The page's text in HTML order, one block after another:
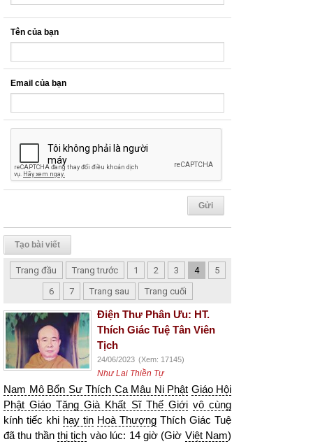
Tên của bạn
Email của bạn
Tạo bài viết
Trang đầu Trang trước 1 2 3 4
5
6
7 Trang sau Trang cuối
Điện Thư Phân Ưu: HT.
Thích Giác Tuệ Tân Viên
Tịch
24/06/2023 (Xem: 17145)
Như Lai Thiền Tự
Nam Mô Bổn Sư Thích Ca Mâu Ni Phật Giáo Hội
Phật Giáo Tăng Già Khất Sĩ Thế Giới vô cùng
kính tiếc khi hay tin Hoà Thượng Thích Giác Tuệ
đã thu thầnthị tịch vào lúc: 14 giờ (Giờ Việt Nam)